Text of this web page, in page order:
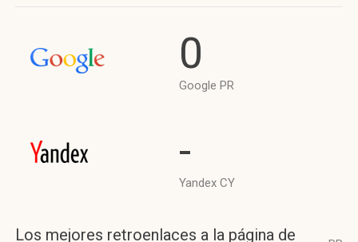
0
Google PR
-
Yandex CY
Los mejores retroenlaces a la página de